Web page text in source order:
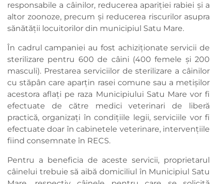
responsabile a câinilor, reducerea apariției rabiei și a
altor zoonoze, precum și reducerea riscurilor asupra
sănătății locuitorilor din municipiul Satu Mare.
În cadrul campaniei au fost achiziționate servicii de
sterilizare pentru 600 de câini (400 femele și 200
masculi). Prestarea serviciilor de sterilizare a câinilor
cu stăpân care aparțin rasei comune sau a metișilor
acestora aflați pe raza Municipiului Satu Mare vor fi
efectuate de către medici veterinari de liberă
practică, organizați în condițiile legii, serviciile vor fi
efectuate doar în cabinetele veterinare, intervențiile
fiind consemnate în RECS.
Pentru a beneficia de aceste servicii, proprietarul
câinelui trebuie să aibă domiciliul în Municipiul Satu